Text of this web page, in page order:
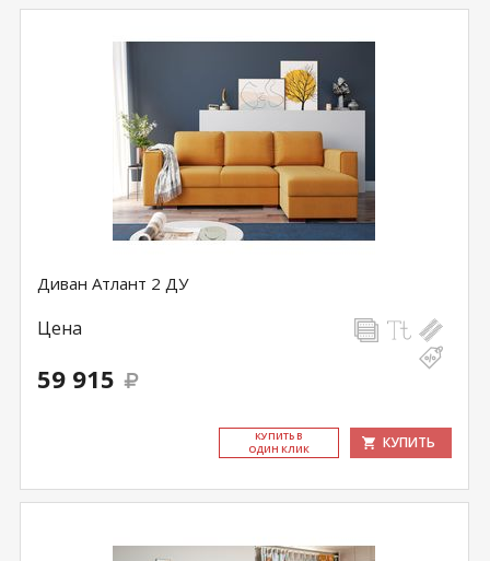
Диван Атлант 2 ДУ
Цена
59 915
КУ­ПИТЬ В
ОДИН КЛИК
КУПИТЬ